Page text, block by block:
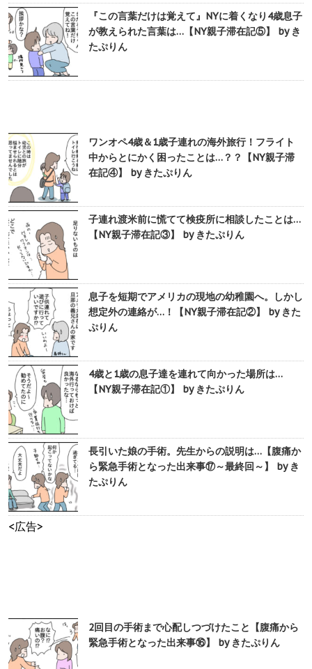
『この言葉だけは覚えて』NYに着くなり4歳息子
が教えられた言葉は…【NY親子滞在記⑤】 by き
たぷりん
ワンオペ4歳＆1歳子連れの海外旅行！フライト
中からとにかく困ったことは…？？【NY親子滞
在記④】 by きたぷりん
子連れ渡米前に慌てて検疫所に相談したことは…
【NY親子滞在記③】 by きたぷりん
息子を短期でアメリカの現地の幼稚園へ。しかし
想定外の連絡が…！【NY親子滞在記②】 by きた
ぷりん
4歳と1歳の息子達を連れて向かった場所は…
【NY親子滞在記①】 by きたぷりん
長引いた娘の手術。先生からの説明は…【腹痛か
ら緊急手術となった出来事⑰～最終回～】 by き
たぷりん
<広告>
2回目の手術まで心配しつづけたこと【腹痛から
緊急手術となった出来事⑯】 by きたぷりん